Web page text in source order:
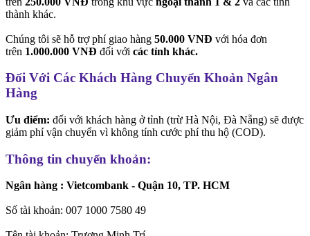
thành khác.
Chúng tôi sẽ hỗ trợ phí giao hàng 50.000 VNĐ với hóa đơn
trên 1.000.000 VNĐ đối với các tỉnh khác.
Đối Với Các Khách Hàng Chuyển Khoản Ngân
Hàng
Ưu điểm: đối với khách hàng ở tỉnh (trừ Hà Nội, Đà Nẵng) sẽ được
giảm phí vận chuyển vì không tính cước phí thu hộ (COD).
Thông tin chuyển khoản:
Ngân hàng : Vietcombank - Quận 10, TP. HCM
Số tài khoản: 007 1000 7580 49